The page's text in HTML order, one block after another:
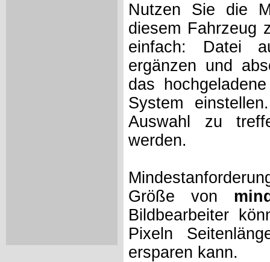
Nutzen Sie die
diesem Fahrzeug
einfach: Datei
ergänzen und
das
System
Auswahl zu
werden.
Größe von
Bildbearbeiter
Pixeln
ersparen kann.